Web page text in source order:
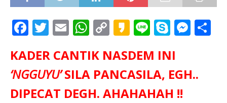
F
c
e
b
T
it
te
r
E
ai
l
W
at
s
A
C
p
y
Li
K
k
a
o
Li
e
S
y
p
e
M
e
KADER CANTIK NASDEM INI
‘NGGUYU’SILA PANCASILA, EGH..
DIPECAT DEGH. AHAHAHAH !!